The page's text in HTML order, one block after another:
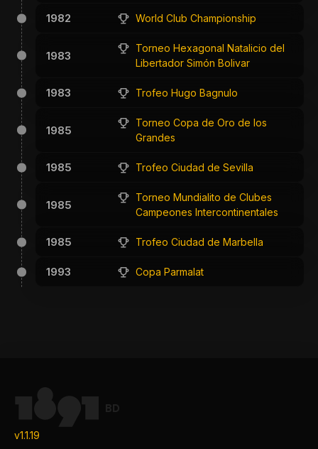
1982 World Club Championship
1983
Torneo Hexagonal Natalicio del
Libertador Simón Bolivar
1983 Trofeo Hugo Bagnulo
1985
Torneo Copa de Oro de los
Grandes
1985 Trofeo Ciudad de Sevilla
1985
Torneo Mundialito de Clubes
Campeones Intercontinentales
1985 Trofeo Ciudad de Marbella
1993 Copa Parmalat
BD
v1.1.19